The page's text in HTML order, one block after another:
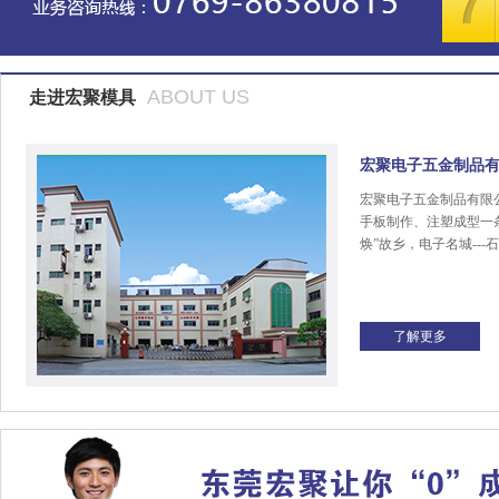
走进宏聚模具 ABOUT US
宏聚电子五金制品
宏聚电子五金制品有限
手板制作、注塑成型一
焕”故乡，电子名城---
了解更多